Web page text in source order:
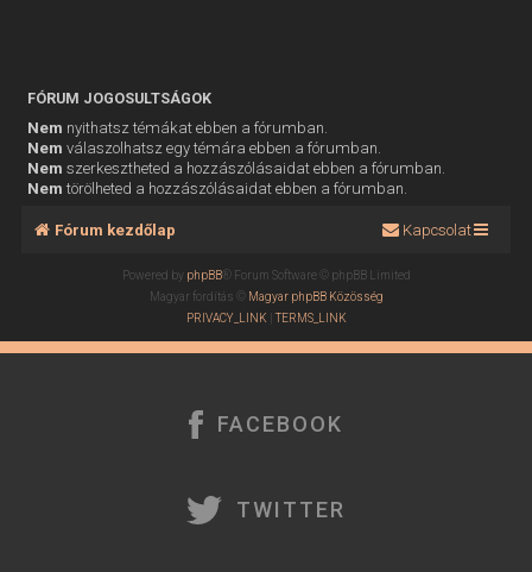
FÓRUM JOGOSULTSÁGOK
Nem nyithatsz témákat ebben a fórumban.
Nem válaszolhatsz egy témára ebben a fórumban.
Nem szerkesztheted a hozzászólásaidat ebben a fórumban.
Nem törölheted a hozzászólásaidat ebben a fórumban.
Fórum kezdőlap Kapcsolat
Powered by phpBB® Forum Software © phpBB Limited
Magyar fordítás ©
Magyar phpBB Közösség
PRIVACY_LINK| TERMS_LINK
FACEBOOK
TWITTER